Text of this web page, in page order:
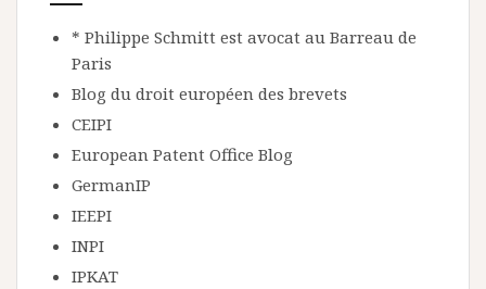
* Philippe Schmitt est avocat au Barreau de
Paris
Blog du droit européen des brevets
CEIPI
European Patent Office Blog
GermanIP
IEEPI
INPI
IPKAT